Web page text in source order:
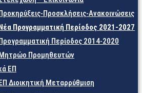
Προσκλήσεις-Ανακοινώσεις
Προγραμματική Περίοδος 2021-2027
Περίοδος 2014-2020
Προμηθευτών
ΕΠ
Διοικητική Μεταρρύθμιση